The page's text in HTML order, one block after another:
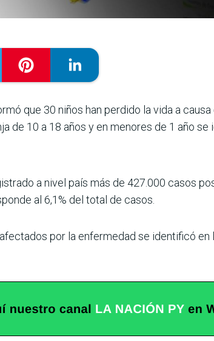
que 30 niños han perdido la vida a
de 10 a 18 años y en menores de 1 año
a nivel país más de 427.000 casos
al 6,1% del total de casos.
por la enfermedad se identificó en